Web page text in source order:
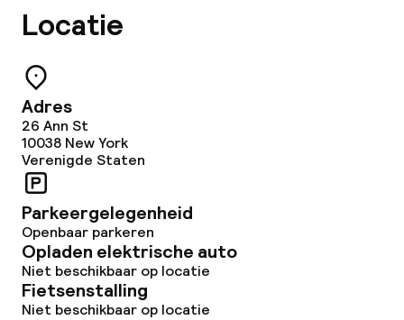
Locatie
Adres
26 Ann St
10038 New York
Verenigde Staten
Parkeergelegenheid
Openbaar parkeren
Opladen elektrische auto
Niet beschikbaar op locatie
Fietsenstalling
Niet beschikbaar op locatie